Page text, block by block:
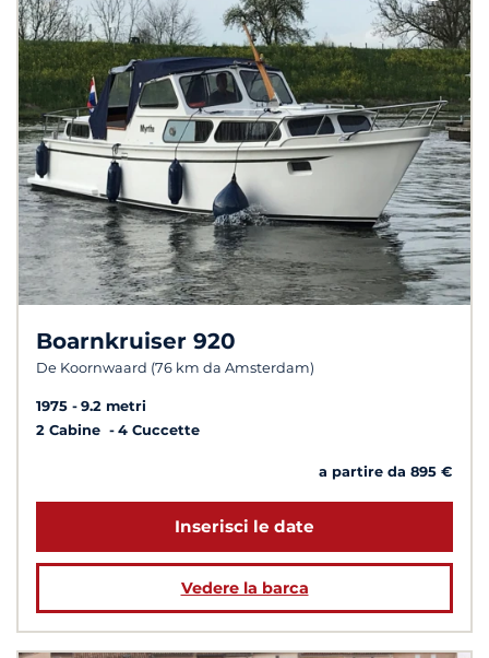
Boarnkruiser 920
De Koornwaard (76 km da Amsterdam)
1975
9.2 metri
2 Cabine
4 Cuccette
a partire da 895 €
Inserisci le date
Vedere la barca